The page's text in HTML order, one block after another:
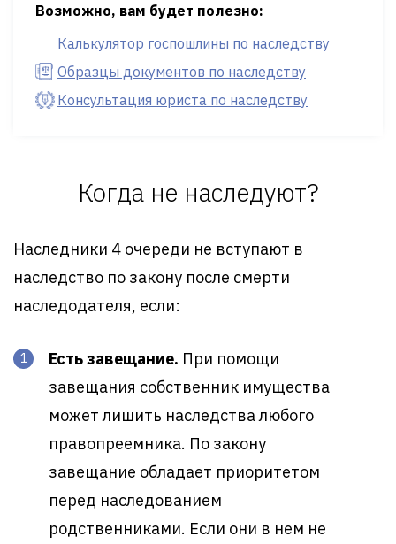
Возможно, вам будет полезно:
Калькулятор госпошлины по наследству
Образцы документов по наследству
Консультация юриста по наследству
Когда не наследуют?
Наследники 4 очереди не вступают в
наследство по закону после смерти
наследодателя, если:
Есть завещание. При помощи
завещания собственник имущества
может лишить наследства любого
правопреемника. По закону
завещание обладает приоритетом
перед наследованием
родственниками. Если они в нем не